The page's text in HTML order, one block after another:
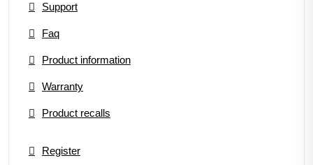
Support
Faq
Product information
Warranty
Product recalls
Register